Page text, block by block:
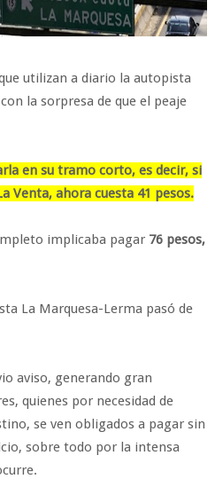
utilizan a diario la autopista
la sorpresa de que el peaje
en su tramo corto, es decir, si
Venta, ahora cuesta 41 pesos.
implicaba pagar 76 pesos,
La Marquesa-Lerma pasó de
aviso, generando gran
quienes por necesidad de
se ven obligados a pagar sin
sobre todo por la intensa